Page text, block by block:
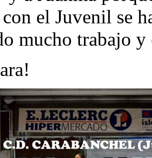
el Juvenil se
mucho trabajo y